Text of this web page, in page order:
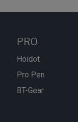
PRO
Hoidot
Pro Pen
BT-Gear